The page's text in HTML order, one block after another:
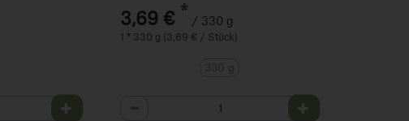
3,69 € * / 330 g
1 * 330 g (3,69 € / Stück)
330 g
Anzahl